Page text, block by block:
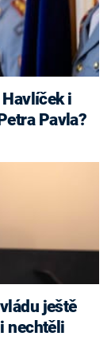
Pavla?
ještě
nechtěli